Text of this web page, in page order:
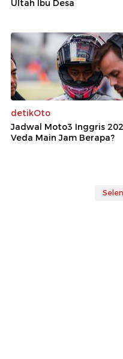
Ultah Ibu Desa
detikOto
Jadwal Moto3 Inggris
Veda Main Jam Berapa?